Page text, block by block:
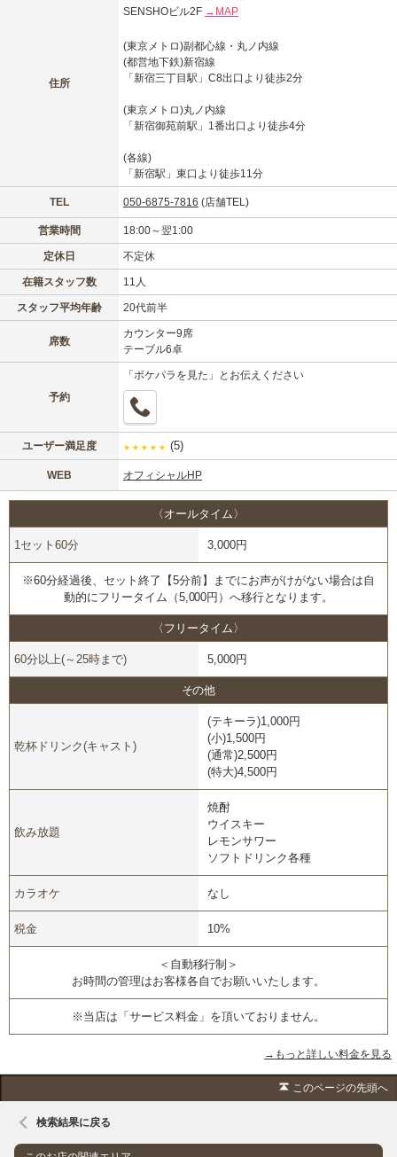
住所
SENSHOビル2F →MAP
(東京メトロ)副都心線・丸ノ内線
(都営地下鉄)新宿線
「新宿三丁目駅」C8出口より徒歩2分
(東京メトロ)丸ノ内線
「新宿御苑前駅」1番出口より徒歩4分
(各線)
「新宿駅」東口より徒歩11分
TEL 050-6875-7816 (店舗TEL)
営業時間 18:00～翌1:00
定休日 不定休
在籍スタッフ数 11人
スタッフ平均年齢 20代前半
席数
カウンター9席
テーブル6卓
予約
「ポケパラを見た」とお伝えください
ユーザー満足度 ★ ★ ★ ★ ★ (5)
WEB オフィシャルHP
〈オールタイム〉
1セット60分 3,000円
※60分経過後、セット終了【5分前】までにお声がけがない場合は自
動的にフリータイム（5,000円）へ移行となります。
〈フリータイム〉
60分以上(～25時まで) 5,000円
その他
乾杯ドリンク(キャスト)
(テキーラ)1,000円
(小)1,500円
(通常)2,500円
(特大)4,500円
飲み放題
焼酎
ウイスキー
レモンサワー
ソフトドリンク各種
カラオケ なし
税金 10%
＜自動移行制＞
お時間の管理はお客様各自でお願いいたします。
※当店は「サービス料金」を頂いておりません。
→もっと詳しい料金を見る
このページの先頭へ
検索結果に戻る